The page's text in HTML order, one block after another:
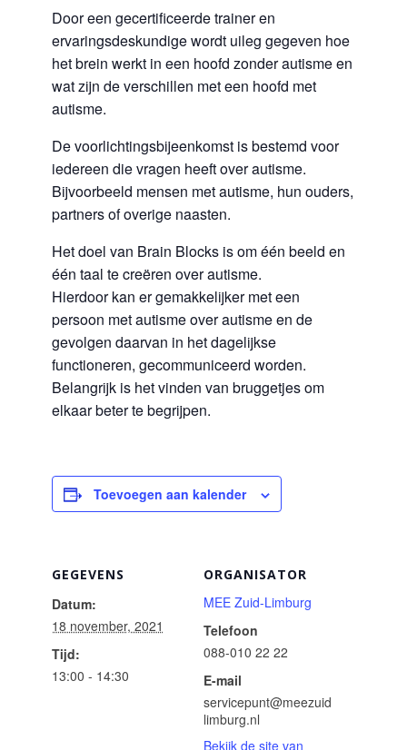
Door een gecertificeerde trainer en
ervaringsdeskundige wordt uileg gegeven hoe
het brein werkt in een hoofd zonder autisme en
wat zijn de verschillen met een hoofd met
autisme.
De voorlichtingsbijeenkomst is bestemd voor
iedereen die vragen heeft over autisme.
Bijvoorbeeld mensen met autisme, hun ouders,
partners of overige naasten.
Het doel van Brain Blocks is om één beeld en
één taal te creëren over autisme.
Hierdoor kan er gemakkelijker met een
persoon met autisme over autisme en de
gevolgen daarvan in het dagelijkse
functioneren, gecommuniceerd worden.
Belangrijk is het vinden van bruggetjes om
elkaar beter te begrijpen.
Toevoegen aan kalender
GEGEVENS
Datum:
18 november, 2021
Tijd:
13:00 - 14:30
ORGANISATOR
MEE Zuid-Limburg
Telefoon
088-010 22 22
E-mail
servicepunt@meezuid
limburg.nl
Bekijk de site van